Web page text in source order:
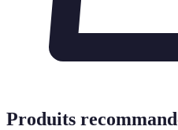
Produits